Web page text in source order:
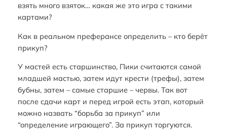
взять много взяток… какая же это игра с такими
картами?
Как в реальном преферансе определить – кто берёт
прикуп?
У мастей есть старшинство, Пики считаются самой
младшей мастью, затем идут крести (трефы), затем
бубны, затем – самые старшие – червы. Так вот
после сдачи карт и перед игрой есть этап, который
можно назвать “борьба за прикуп” или
“определение играющего”. За прикуп торгуются.